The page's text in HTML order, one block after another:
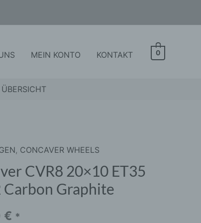
MEIN KONTO KONTAKT 0
, CONCAVER WHEELS
CVR8 20×10 ET35
Carbon Graphite
€ *